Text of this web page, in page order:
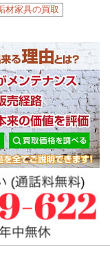
材家具の買取